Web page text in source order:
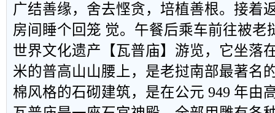
广结善缘，舍去悭贪，培植善根。接着
房间睡个回笼 觉。午餐后乘车前往被老
世界文化遗产【瓦普庙】游览，它坐落
米的普高山山腰上，是老挝南部最著名
棉风格的石砌建筑，是在公元 949 年由